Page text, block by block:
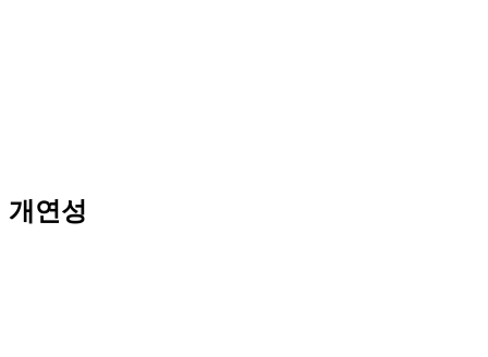
개연성